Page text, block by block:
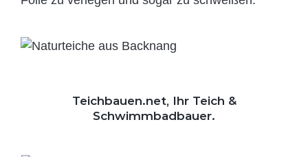
Teichbauen.net, Ihr Teich &
Schwimmbadbauer.